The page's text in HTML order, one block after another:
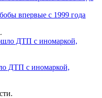
впервые с 1999 года
ДТП с иномаркой,